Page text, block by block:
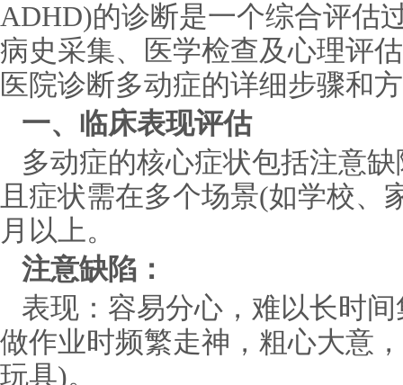
ADHD)的诊断是一个综合评估
病史采集、医学检查及心理评
医院诊断多动症的详细步骤和
一、临床表现评估
多动症的核心症状包括注意
且症状需在多个场景(如学校、
月以上。
注意缺陷：
表现：容易分心，难以长时
做作业时频繁走神，粗心大意
玩具)。